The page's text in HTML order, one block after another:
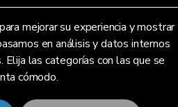
mejorar su experiencia y mostrar
en análisis y datos internos
Elija las categorías con las que se
cómodo.